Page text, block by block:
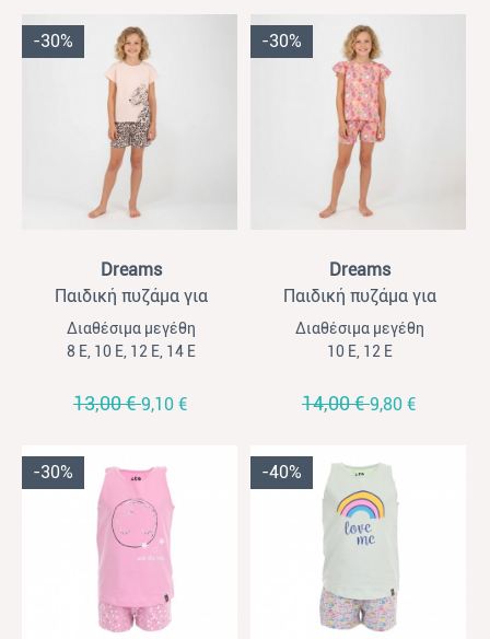
-30%
Dreams
Παιδική πυζάμα για
κορίτσια Dreams σομόν-
λεοπαρ
Διαθέσιμα μεγέθη
8 Ε, 10 Ε, 12 Ε, 14 Ε
13,00 €9,10 €
-30%
Dreams
Παιδική πυζάμα για
κορίτσια Dreams σομόν
Διαθέσιμα μεγέθη
10 Ε, 12 Ε
14,00 €9,80 €
-30% -40%